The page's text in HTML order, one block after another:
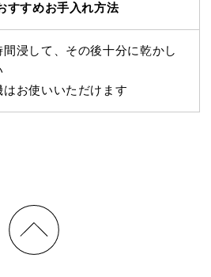
すすめお手入れ方法
浸して、その後十分に乾かし
お使いいただけます